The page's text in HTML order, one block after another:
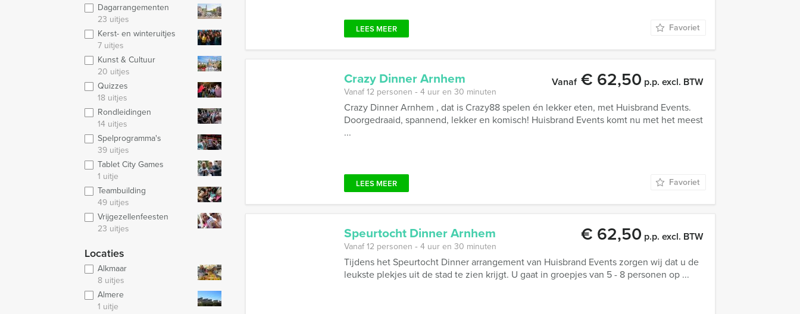
Dagarrangementen
23 uitjes
Kerst- en winteruitjes
7 uitjes
Kunst & Cultuur
20 uitjes
Quizzes
18 uitjes
Rondleidingen
14 uitjes
Spelprogramma's
39 uitjes
Tablet City Games
1 uitje
Teambuilding
49 uitjes
Vrijgezellenfeesten
23 uitjes
Locaties
Alkmaar
8 uitjes
Almere
1 uitje
LEES MEER Favoriet
Crazy Dinner Arnhem Vanaf€ 62,50 p.p. excl. BTW
Vanaf 12 personen ‐ 4 uur en 30 minuten
Crazy Dinner Arnhem , dat is Crazy88 spelen én lekker eten, met Huisbrand Events.
Doorgedraaid, spannend, lekker en komisch! Huisbrand Events komt nu met het meest
...
LEES MEER Favoriet
Speurtocht Dinner Arnhem € 62,50 p.p. excl. BTW
Vanaf 12 personen ‐ 4 uur en 30 minuten
Tijdens het Speurtocht Dinner arrangement van Huisbrand Events zorgen wij dat u de
leukste plekjes uit de stad te zien krijgt. U gaat in groepjes van 5 - 8 personen op ...